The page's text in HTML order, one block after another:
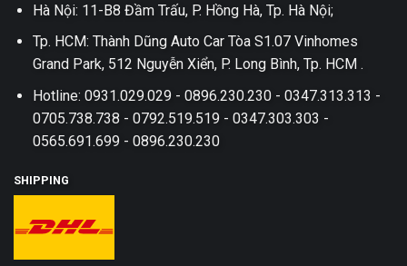
Hà Nội: 11-B8 Đầm Trấu, P. Hồng Hà, Tp. Hà Nội;
Tp. HCM: Thành Dũng Auto Car Tòa S1.07 Vinhomes
Grand Park, 512 Nguyễn Xiển, P. Long Bình, Tp. HCM .
Hotline: 0931.029.029 - 0896.230.230 - 0347.313.313 -
0705.738.738 - 0792.519.519 - 0347.303.303 -
0565.691.699 - 0896.230.230
SHIPPING